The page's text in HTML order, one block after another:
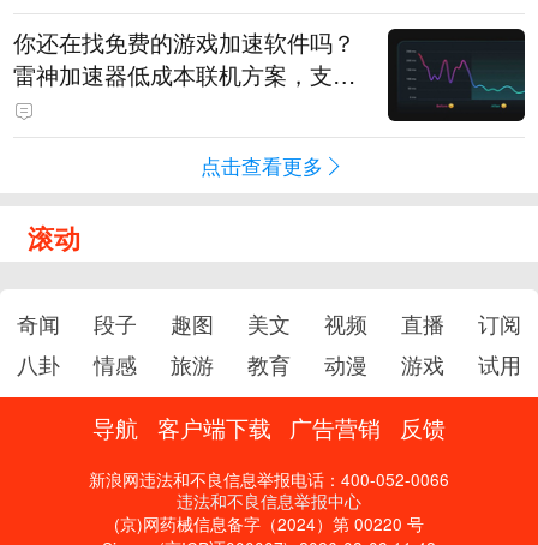
你还在找免费的游戏加速软件吗？
雷神加速器低成本联机方案，支持
免费试用
点击查看更多
滚动
奇闻 段子 趣图 美文 视频 直播
订阅
八卦
情感 旅游 教育 动漫 游戏 试用
导航 客户端下载 广告营销 反馈
新浪网违法和不良信息举报电话：400-052-0066
违法和不良信息举报中心
(京)网药械信息备字（2024）第 00220 号